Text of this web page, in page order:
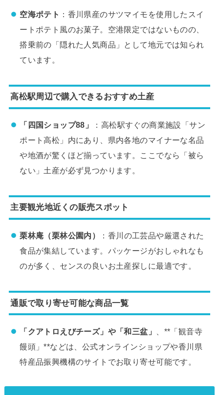
空海ポテト ：香川県産のサツマイモを使用したスイ
ートポテト風のお菓子。空港限定ではないものの、
搭乗前の「隠れた人気商品」として地元では知られ
ています。
高松駅周辺で購入できるおすすめ土産
「四国ショップ88」
：高松駅すぐの商業施設「サン
ポート高松」内にあり、県内各地のマイナーな名品
や地酒が驚くほど揃っています。ここでなら「被ら
ない」土産が必ず見つかります。
主要観光地近くの販売スポット
栗林庵（栗林公園内）
：香川の工芸品や厳選された
食品が集結しています。パッケージがおしゃれなも
のが多く、センスの良いお土産探しに最適です。
通販で取り寄せ可能な商品一覧
「クアトロえびチーズ」や「和三盆」
、**「観音寺
饅頭」**などは、公式オンラインショップや香川県
特産品振興機構のサイトでお取り寄せ可能です。